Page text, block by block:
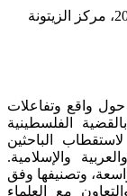
حقوق النشر محفوظة © 2026، مركز الزيتونة
حول واقع وتفاعلات
الفلسطينية
الباحثين
والإسلامية.
وتصنيفها وفق
مع العلماء